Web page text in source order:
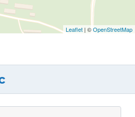
Leaflet | ©OpenStreetMap